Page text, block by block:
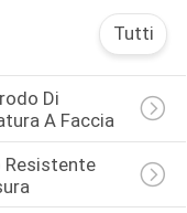
Tutti
Di
A Faccia
Resistente